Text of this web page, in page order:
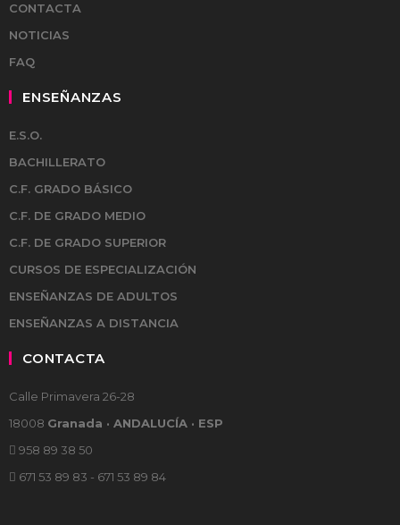
CONTACTA
NOTICIAS
FAQ
ENSEÑANZAS
E.S.O.
BACHILLERATO
C.F. GRADO BÁSICO
C.F. DE GRADO MEDIO
C.F. DE GRADO SUPERIOR
CURSOS DE ESPECIALIZACIÓN
ENSEÑANZAS DE ADULTOS
ENSEÑANZAS A DISTANCIA
CONTACTA
Calle Primavera 26-28
18008 Granada · ANDALUCÍA · ESP
958 89 38 50
671 53 89 83 - 671 53 89 84